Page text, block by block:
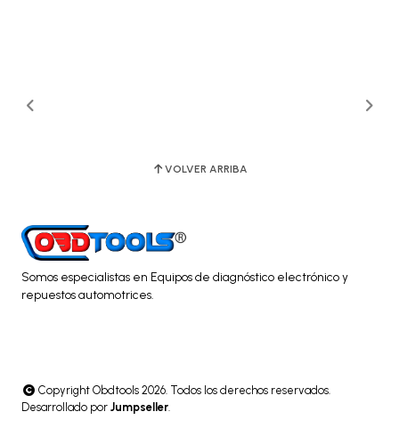
VOLVER ARRIBA
Somos especialistas en Equipos de diagnóstico electrónico y
repuestos automotrices.
Copyright Obdtools 2026. Todos los derechos reservados.
Desarrollado por Jumpseller.